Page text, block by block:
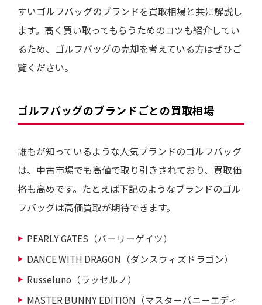
すいゴルフバッグのブランドを買取相場と共に解説し
ます。高く買い取ってもらうためのコツも紹介してい
るため、ゴルフバッグの売却を考えている方はぜひご
覧ください。
ゴルフバッグのブランドごとの買取相場
誰もが知っているような人気ブランドのゴルフバッグ
は、中古市場でも高値で取り引きされており、買取価
格も高めです。たとえば下記のようなブランドのゴル
フバッグは高価買取が期待できます。
PEARLY GATES（パーリーゲイツ）
DANCE WITH DRAGON（ダンスウィズドラゴン）
Russeluno（ラッセルノ）
MASTER BUNNY EDITION（マスターバニーエディ